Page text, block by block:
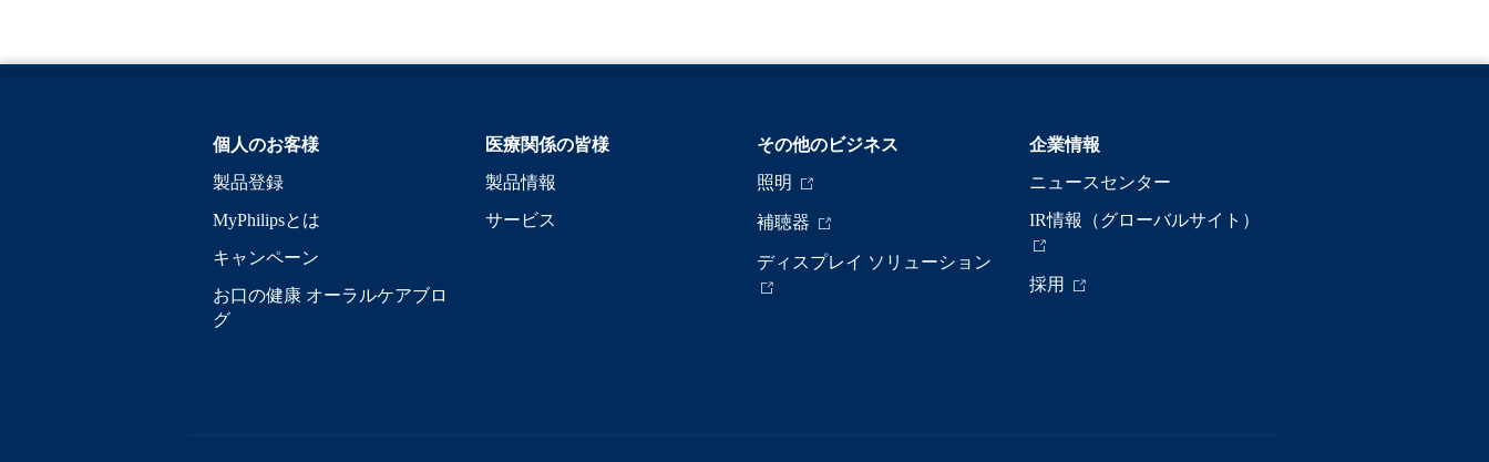
個人のお客様
製品登録
MyPhilipsとは
キャンペーン
お口の健康 オーラルケアブロ
グ
医療関係の皆様
製品情報
サービス
その他のビジネス
照明
補聴器
ディスプレイ ソリューション
企業情報
ニュースセンター
IR情報（グローバルサイト）
採用